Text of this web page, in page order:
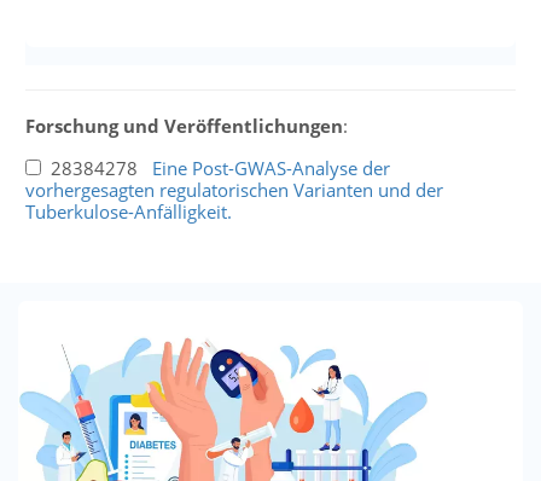
Forschung und Veröffentlichungen:
28384278 Eine Post-GWAS-Analyse der
vorhergesagten regulatorischen Varianten und der
Tuberkulose-Anfälligkeit.